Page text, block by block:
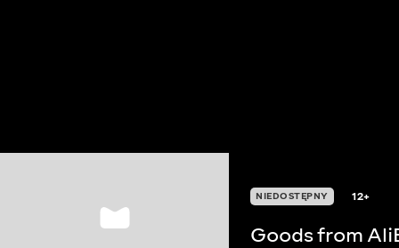
NIEDOSTĘPNY 12+
Goods from